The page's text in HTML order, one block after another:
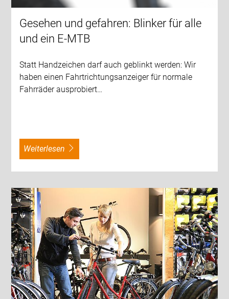
Gesehen und gefahren: Blinker für alle
und ein E-MTB
Statt Handzeichen darf auch geblinkt werden: Wir
haben einen Fahrtrichtungsanzeiger für normale
Fahrräder ausprobiert…
weiterlesen